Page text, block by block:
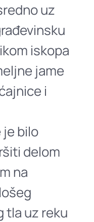
uz
iskopa
jame
i
je bilo
delom
na
tla uz reku